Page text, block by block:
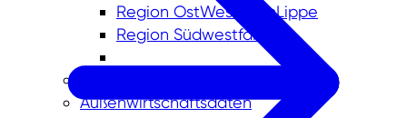
Region OstWestfalenLippe
Region Südwestfalen
Außenwirtschaftsdaten